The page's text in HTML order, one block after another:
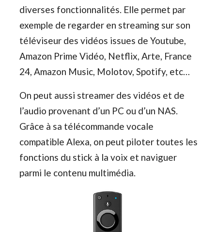
diverses fonctionnalités. Elle permet par
exemple de regarder en streaming sur son
téléviseur des vidéos issues de Youtube,
Amazon Prime Vidéo, Netflix, Arte, France
24, Amazon Music, Molotov, Spotify, etc…
On peut aussi streamer des vidéos et de
l’audio provenant d’un PC ou d’un NAS.
Grâce à sa télécommande vocale
compatible Alexa, on peut piloter toutes les
fonctions du stick à la voix et naviguer
parmi le contenu multimédia.